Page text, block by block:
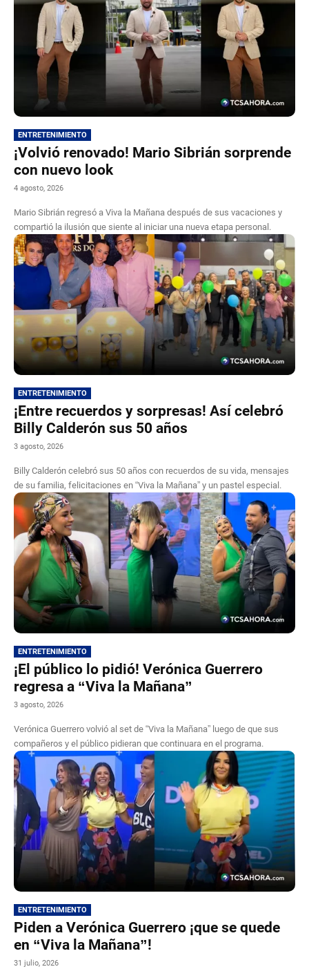
ENTRETENIMIENTO
¡Volvió renovado! Mario Sibrián sorprende
con nuevo look
4 agosto, 2026
Mario Sibrián regresó a Viva la Mañana después de sus vacaciones y
compartió la ilusión que siente al iniciar una nueva etapa personal.
ENTRETENIMIENTO
¡Entre recuerdos y sorpresas! Así celebró
Billy Calderón sus 50 años
3 agosto, 2026
Billy Calderón celebró sus 50 años con recuerdos de su vida, mensajes
de su familia, felicitaciones en “Viva la Mañana” y un pastel especial.
ENTRETENIMIENTO
¡El público lo pidió! Verónica Guerrero
regresa a “Viva la Mañana”
3 agosto, 2026
Verónica Guerrero volvió al set de “Viva la Mañana” luego de que sus
compañeros y el público pidieran que continuara en el programa.
ENTRETENIMIENTO
Piden a Verónica Guerrero ¡que se quede
en “Viva la Mañana”!
31 julio, 2026